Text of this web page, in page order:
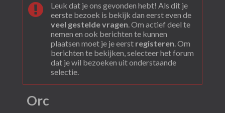
Leuk dat je ons gevonden hebt! Als dit je
eerste bezoek is bekijk dan eerst even de
veel gestelde vragen. Om actief deel te
nemen en ook berichten te kunnen
plaatsen moet je je eerst registeren. Om
berichten te bekijken, selecteer het forum
dat je wil bezoeken uit onderstaande
selectie.
Orc